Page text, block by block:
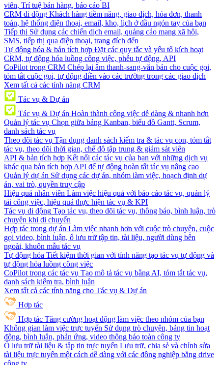
viên, Trí tuệ bán hàng, báo cáo BI
CRM di động Khách hàng tiềm năng, giao dịch, hóa đơn, thanh
toán, hệ thống điện thoại, email, kho, lịch ở đầu ngón tay của bạn
Tiếp thị Sử dụng các chiến dịch email, quảng cáo mạng xã hội,
SMS, tiếp thị qua điện thoại, trang đích đến
Tự động hóa & bản tích hợp Đặt các quy tắc và yếu tố kích hoạt
CRM, tự động hóa luồng công việc, phễu tự động, API
CoPilot trong CRM Chép lại âm thanh-sang-văn bản cho cuộc gọi,
tóm tắt cuộc gọi, tự động điền vào các trường trong các giao dịch
Xem tất cả các tính năng CRM
Tác vụ & Dự án
Tác vụ & Dự án Hoàn thành công việc dễ dàng & nhanh hơn
Quản lý tác vụ Chọn giữa bảng Kanban, biểu đồ Gantt, Scrum,
danh sách tác vụ
Theo dõi tác vụ Tận dụng danh sách kiểm tra & tác vụ con, tóm tắt
tác vụ, theo dõi thời gian, chế độ tập trung & giám sát viên
API & bản tích hợp Kết nối các tác vụ của bạn với những dịch vụ
khác qua bản tích hợp API để tự động hoàn tất tác vụ nâng cao
Quản lý dự án Sử dụng các dự án, nhóm làm việc, hoạch định dự
án, vai trò, quyền truy cập
Hiệu quả nhân viên Làm việc hiệu quả với báo cáo tác vụ, quản lý
tải công việc, hiệu quả thực hiện tác vụ & KPI
Tác vụ di động Tạo tác vụ, theo dõi tác vụ, thông báo, bình luận, trò
chuyện khi di chuyển
Hợp tác trong dự án Làm việc nhanh hơn với cuộc trò chuyện, cuộc
gọi video, bình luận, ổ lưu trữ tập tin, tài liệu, người dùng bên
ngoài, khuôn mẫu tác vụ
Tự động hóa Tiết kiệm thời gian với tính năng tạo tác vụ tự động và
tự động hóa luồng công việc
CoPilot trong các tác vụ Tạo mô tả tác vụ bằng AI, tóm tắt tác vụ,
danh sách kiểm tra, bình luận
Xem tất cả các tính năng cho Tác vụ & Dự án
Hợp tác
Hợp tác Tăng cường hoạt động làm việc theo nhóm của bạn
Không gian làm việc trực tuyến Sử dụng trò chuyện, bảng tin hoạt
động, bình luận, phản ứng, video thông báo toàn công ty
Ổ lưu trữ tài liệu & tập tin trực tuyến Lưu trữ, chia sẻ và chỉnh sửa
tài liệu trực tuyến một cách dễ dàng với các đồng nghiệp bằng drive
công ty